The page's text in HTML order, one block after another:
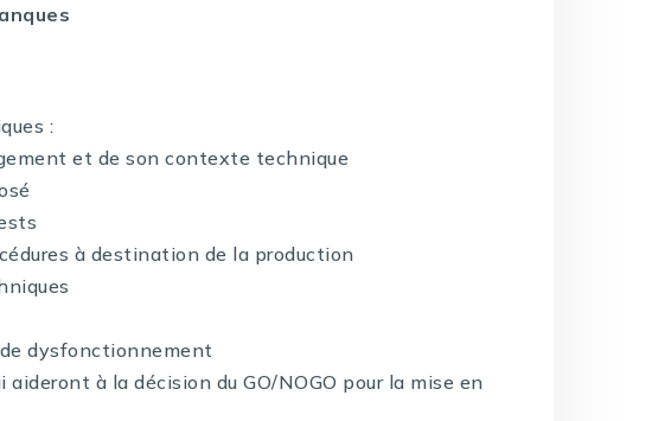
:
et de son contexte technique
à destination de la production
dysfonctionnement
à la décision du GO/NOGO pour la mise en